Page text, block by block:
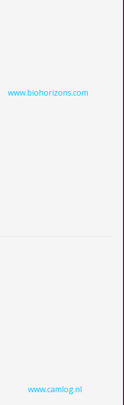
www.biohorizons.com
www.camlog.nl